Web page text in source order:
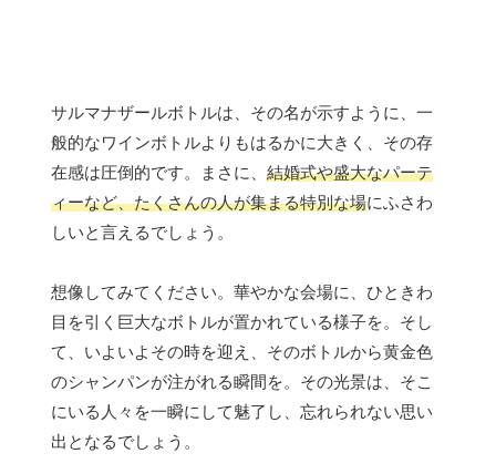
サルマナザールボトルは、その名が示すように、一
般的なワインボトルよりもはるかに大きく、その存
在感は圧倒的です。まさに、 結婚式や盛大なパーテ
ィーなど、たくさんの人が集まる特別な場にふさわ
しいと言えるでしょう。
想像してみてください。華やかな会場に、ひときわ
目を引く巨大なボトルが置かれている様子を。そし
て、いよいよその時を迎え、そのボトルから黄金色
のシャンパンが注がれる瞬間を。その光景は、そこ
にいる人々を一瞬にして魅了し、忘れられない思い
出となるでしょう。